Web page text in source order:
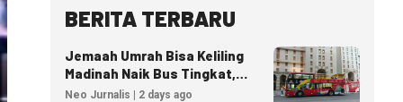
BERITA TERBARU
Jemaah Umrah Bisa Keliling
Madinah Naik Bus Tingkat,
Tiket Mulai 40 Riyal
Neo Jurnalis | 2 days ago